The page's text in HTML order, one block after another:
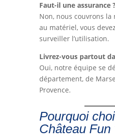
Faut-il une assurance
Non, nous couvrons
au matériel, vous
surveiller l’utilisation.
Livrez-vous partout
Oui, notre équipe se
département, de
Provence.
Pourquoi
Château Fun